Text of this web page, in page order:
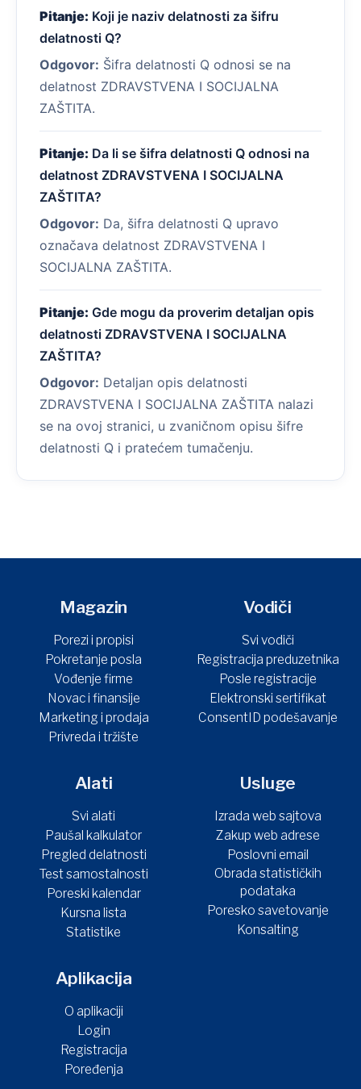
Pitanje: Koji je naziv delatnosti za šifru
delatnosti Q?
Odgovor: Šifra delatnosti Q odnosi se na
delatnost ZDRAVSTVENA I SOCIJALNA
ZAŠTITA.
Pitanje: Da li se šifra delatnosti Q odnosi na
delatnost ZDRAVSTVENA I SOCIJALNA
ZAŠTITA?
Odgovor: Da, šifra delatnosti Q upravo
označava delatnost ZDRAVSTVENA I
SOCIJALNA ZAŠTITA.
Pitanje: Gde mogu da proverim detaljan opis
delatnosti ZDRAVSTVENA I SOCIJALNA
ZAŠTITA?
Odgovor: Detaljan opis delatnosti
ZDRAVSTVENA I SOCIJALNA ZAŠTITA nalazi
se na ovoj stranici, u zvaničnom opisu šifre
delatnosti Q i pratećem tumačenju.
Magazin
Porezi i propisi
Pokretanje posla
Vođenje firme
Novac i finansije
Marketing i prodaja
Privreda i tržište
Vodiči
Svi vodiči
Registracija preduzetnika
Posle registracije
Elektronski sertifikat
ConsentID podešavanje
Alati
Svi alati
Paušal kalkulator
Pregled delatnosti
Test samostalnosti
Poreski kalendar
Kursna lista
Statistike
Usluge
Izrada web sajtova
Zakup web adrese
Poslovni email
Obrada statističkih
podataka
Poresko savetovanje
Konsalting
Aplikacija
O aplikaciji
Login
Registracija
Poređenja